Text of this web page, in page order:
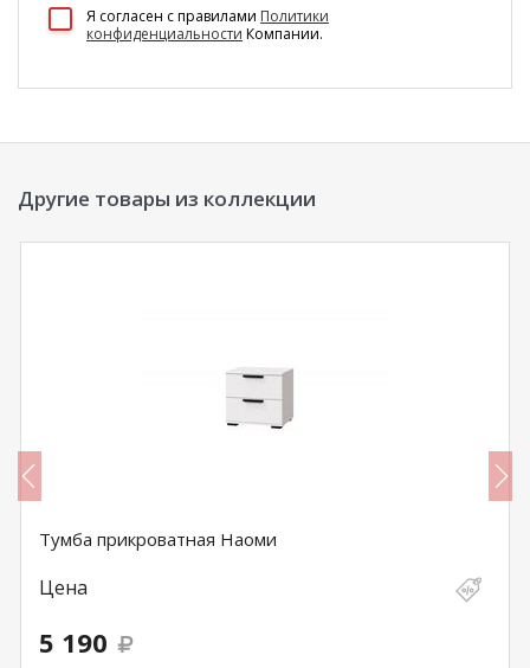
Я согласен c правилами Политики
конфиденциальности Компании.
Другие товары из коллекции
Тумба прикроватная Наоми
Цена
5 190